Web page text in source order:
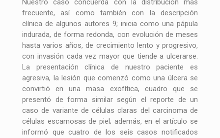
Nuestro caso concuerda con la distribución más
frecuente, así como también con la descripción
clínica de algunos autores 9; inicia como una pápula
indurada, de forma redonda, con evolución de meses
hasta varios años, de crecimiento lento y progresivo,
con invasión cada vez mayor que tiende a ulcerarse.
La presentación clínica de nuestro paciente es
agresiva, la lesión que comenzó como una úlcera se
convirtió en una masa exofítica, cuadro que se
presentó de forma similar según el reporte de un
caso de variante de células claras del carcinoma de
células escamosas de piel; además, en el artículo se
informó que cuatro de los seis casos notificados